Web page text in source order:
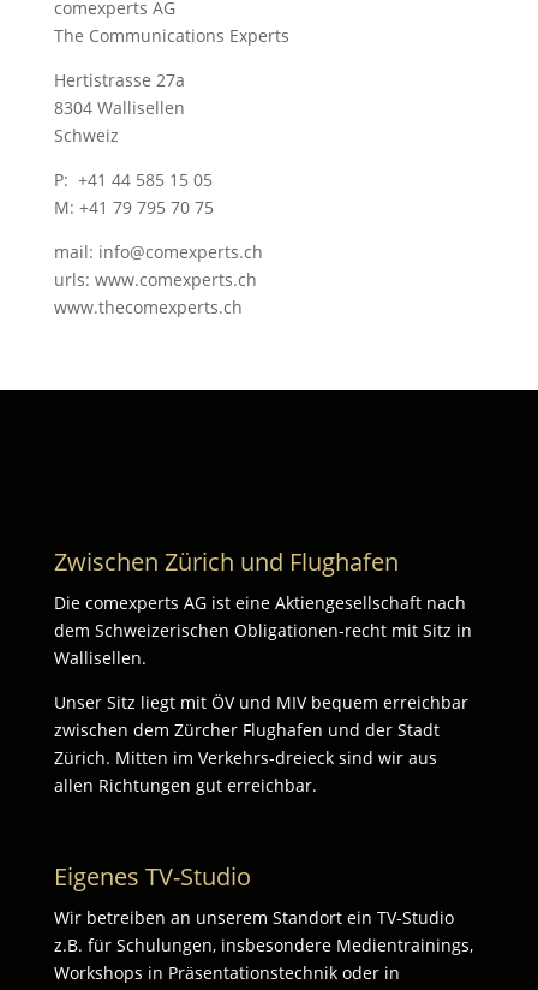
comexperts AG
The Communications Experts
Hertistrasse 27a
8304 Wallisellen
Schweiz
P: +41 44 585 15 05
M: +41 79 795 70 75
mail: info@comexperts.ch
urls: www.comexperts.ch
www.thecomexperts.ch
Zwischen Zürich und Flughafen
Die comexperts AG ist eine Aktiengesellschaft nach
dem Schweizerischen Obligationen-recht mit Sitz in
Wallisellen.
Unser Sitz liegt mit ÖV und MIV bequem erreichbar
zwischen dem Zürcher Flughafen und der Stadt
Zürich. Mitten im Verkehrs-dreieck sind wir aus
allen Richtungen gut erreichbar.
Eigenes TV-Studio
Wir betreiben an unserem Standort ein TV-Studio
z.B. für Schulungen, insbesondere Medientrainings,
Workshops in Präsentationstechnik oder in